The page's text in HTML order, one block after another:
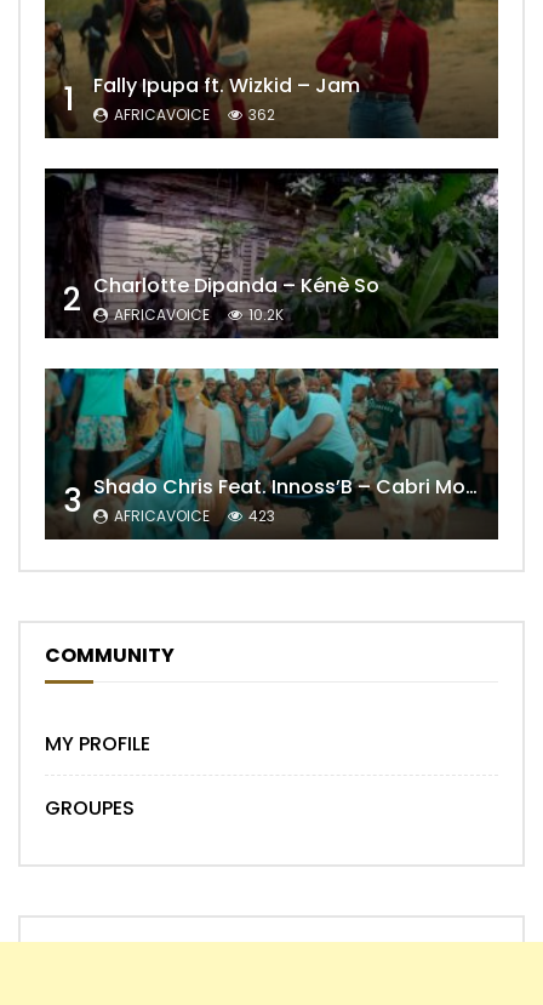
1 Fally Ipupa ft. Wizkid – Jam
AFRICAVOICE 362
2 Charlotte Dipanda – Kénè So
AFRICAVOICE 10.2K
3 Shado Chris Feat. Innoss’B – Cabri Mort (Remix)
AFRICAVOICE 423
COMMUNITY
MY PROFILE
GROUPES